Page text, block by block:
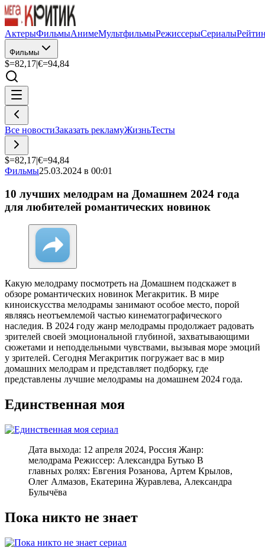
АктерыФильмыАнимеМультфильмыРежиссерыСериалы
Фильмы
$=82,17|€=94,84
Все новостиЗаказать рекламуЖизньТесты
$=82,17|€=94,84
Фильмы25.03.2024 в 00:01
10 лучших мелодрам на Домашнем 2024 года
для любителей романтических новинок
Какую мелодраму посмотреть на Домашнем подскажет в
обзоре романтических новинок Мегакритик. В мире
киноискусства мелодрамы занимают особое место, порой
являясь неотъемлемой частью кинематографического
наследия. В 2024 году жанр мелодрамы продолжает радовать
зрителей своей эмоциональной глубиной, захватывающими
сюжетами и неподдельными чувствами, вызывая море эмоций
у зрителей. Сегодня Мегакритик погружает вас в мир
домашних мелодрам и представляет подборку, где
представлены лучшие мелодрамы на домашнем 2024 года.
Единственная моя
Дата выхода: 12 апреля 2024, Россия Жанр:
мелодрама Режиссер: Александра Бутько В
главных ролях: Евгения Розанова, Артем Крылов,
Олег Алмазов, Екатерина Журавлева, Александра
Булычёва
Пока никто не знает